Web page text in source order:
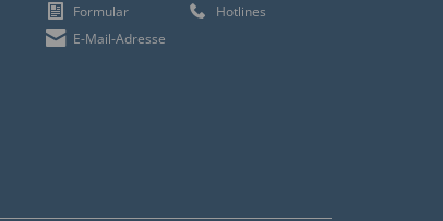
Formular
Hotlines
E-Mail-Adresse